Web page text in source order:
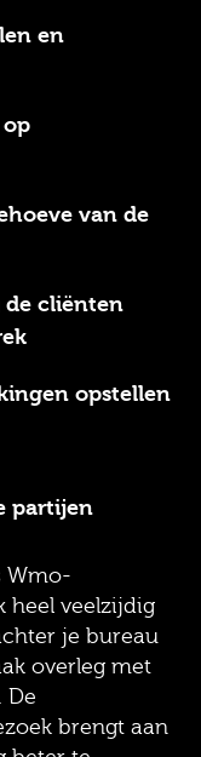
en
van de
de cliënten
opstellen
partijen
Wmo-
heel veelzijdig
je bureau
overleg met
De
brengt aan